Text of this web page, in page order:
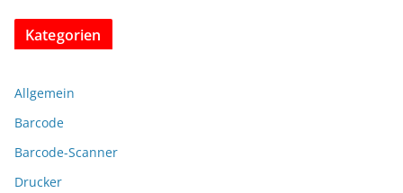
Kategorien
Allgemein
Barcode
Barcode-Scanner
Drucker